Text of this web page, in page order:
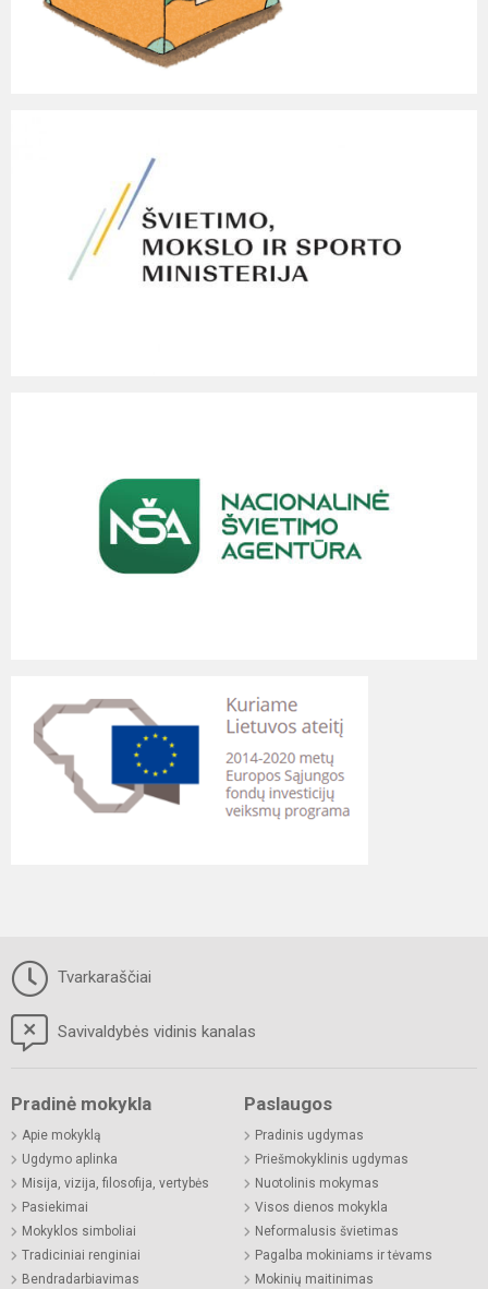
Tvarkaraščiai
Savivaldybės vidinis kanalas
Pradinė mokykla
Apie mokyklą
Ugdymo aplinka
Misija, vizija, filosofija, vertybės
Pasiekimai
Mokyklos simboliai
Tradiciniai renginiai
Bendradarbiavimas
Paslaugos
Pradinis ugdymas
Priešmokyklinis ugdymas
Nuotolinis mokymas
Visos dienos mokykla
Neformalusis švietimas
Pagalba mokiniams ir tėvams
Mokinių maitinimas